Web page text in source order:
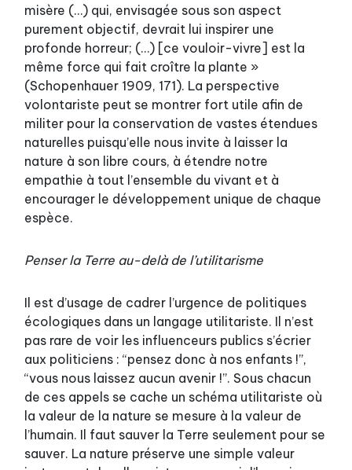
misère (…) qui, envisagée sous son aspect
purement objectif, devrait lui inspirer une
profonde horreur; (…) [ce vouloir-vivre] est la
même force qui fait croître la plante »
(Schopenhauer 1909, 171). La perspective
volontariste peut se montrer fort utile afin de
militer pour la conservation de vastes étendues
naturelles puisqu’elle nous invite à laisser la
nature à son libre cours, à étendre notre
empathie à tout l’ensemble du vivant et à
encourager le développement unique de chaque
espèce.
Penser la Terre au-delà de l’utilitarisme
Il est d’usage de cadrer l’urgence de politiques
écologiques dans un langage utilitariste. Il n’est
pas rare de voir les influenceurs publics s’écrier
aux politiciens : “pensez donc à nos enfants !”,
“vous nous laissez aucun avenir !”. Sous chacun
de ces appels se cache un schéma utilitariste où
la valeur de la nature se mesure à la valeur de
l’humain. Il faut sauver la Terre seulement pour se
sauver. La nature préserve une simple valeur